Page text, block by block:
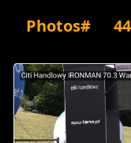
Photos#